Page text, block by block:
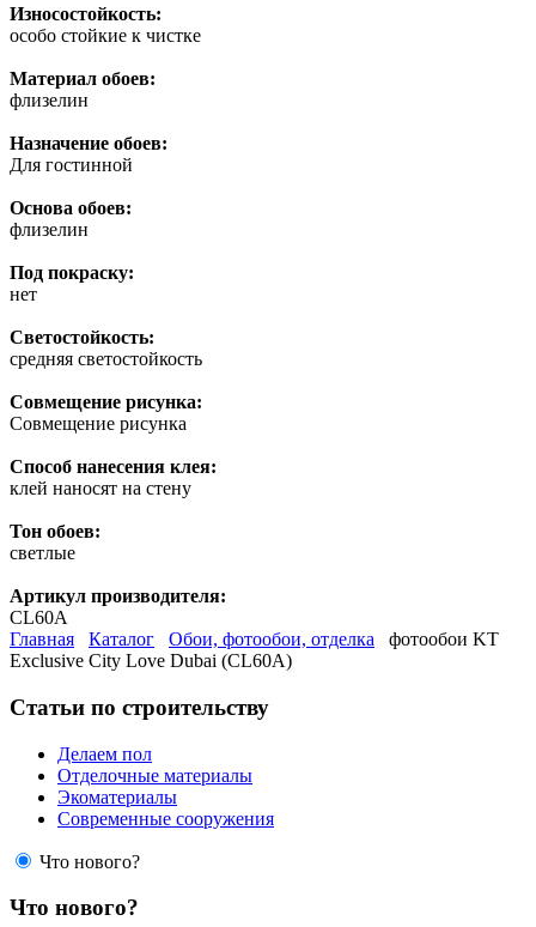
Износостойкость:
особо стойкие к чистке
Материал обоев:
флизелин
Назначение обоев:
Для гостинной
Основа обоев:
флизелин
Под покраску:
нет
Светостойкость:
средняя светостойкость
Совмещение рисунка:
Совмещение рисунка
Способ нанесения клея:
клей наносят на стену
Тон обоев:
светлые
Артикул производителя:
CL60A
Главная
Каталог Обои, фотообои, отделка
фотообои KT
Exclusive City Love Dubai (CL60A)
Статьи по строительству
Делаем пол
Отделочные материалы
Экоматериалы
Современные сооружения
Что нового?
Что нового?